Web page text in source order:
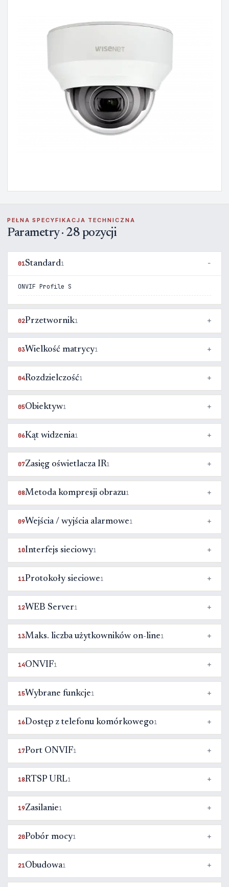
PEŁNA SPECYFIKACJA TECHNICZNA
Parametry · 28 pozycji
01Standard1
ONVIF Profile S
02Przetwornik1
03Wielkość matrycy1
04Rozdzielczość1
05Obiektyw1
06Kąt widzenia1
07Zasięg oświetlacza IR1
08Metoda kompresji obrazu1
09Wejścia / wyjścia alarmowe1
10Interfejs sieciowy1
11Protokoły sieciowe1
12WEB Server1
13Maks. liczba użytkowników on-line1
14ONVIF1
15Wybrane funkcje1
16Dostęp z telefonu komórkowego1
17Port ONVIF1
18RTSP URL1
19Zasilanie1
20Pobór mocy1
21Obudowa1